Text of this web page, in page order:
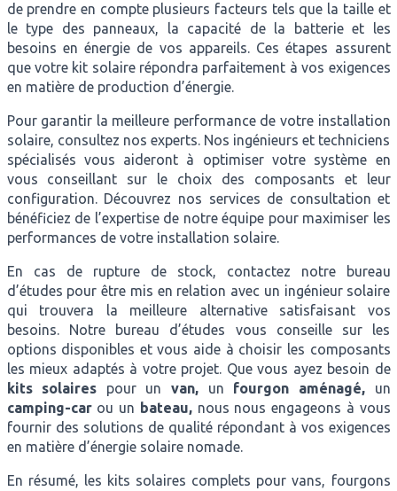
de prendre en compte plusieurs facteurs tels que la taille et
le type des panneaux, la capacité de la batterie et les
besoins en énergie de vos appareils. Ces étapes assurent
que votre kit solaire répondra parfaitement à vos exigences
en matière de production d’énergie.
Pour garantir la meilleure performance de votre installation
solaire, consultez nos experts. Nos ingénieurs et techniciens
spécialisés vous aideront à optimiser votre système en
vous conseillant sur le choix des composants et leur
configuration. Découvrez nos services de consultation et
bénéficiez de l’expertise de notre équipe pour maximiser les
performances de votre installation solaire.
En cas de rupture de stock, contactez notre bureau
d’études pour être mis en relation avec un ingénieur solaire
qui trouvera la meilleure alternative satisfaisant vos
besoins. Notre bureau d’études vous conseille sur les
options disponibles et vous aide à choisir les composants
les mieux adaptés à votre projet. Que vous ayez besoin de
kits solaires pour un van, un fourgon aménagé,un
camping-carou un bateau,nous nous engageons à vous
fournir des solutions de qualité répondant à vos exigences
en matière d’énergie solaire nomade.
En résumé, les kits solaires complets pour vans, fourgons